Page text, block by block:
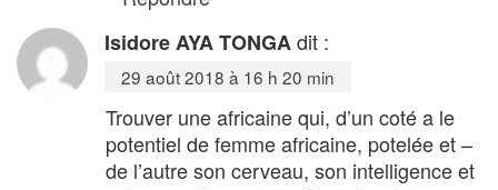
Isidore AYA TONGAdit :
29 août 2018 à 16 h 20 min
Trouver une africaine qui, d’un coté a le
potentiel de femme africaine, potelée et –
de l’autre son cerveau, son intelligence et